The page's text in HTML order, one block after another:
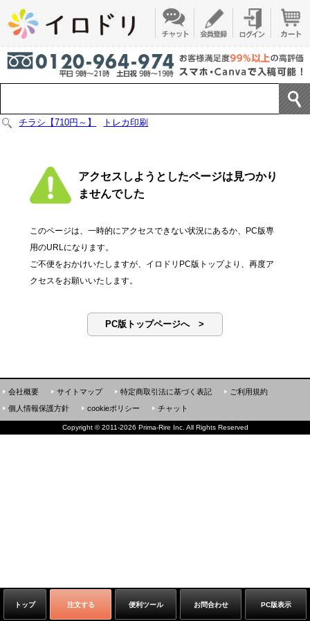
チラシ【710円～】 トレカ印刷
アクセスしようとしたページは見つかり
ませんでした
このページは、一時的にアクセスできない状況にあるか、PC版専
用のURLになります。
ご不便をおかけいたしますが、イロドリPC版トップより、再度ア
クセスをお願いいたします。
PC版トップページへ >
トップ 注文する 便利ツール お問合わせ PC版表示
会社概要 サイトマップ 特定商取引法に基づく表記
ご利用規約
個人情報保護方針
cookieポリシー チャット
Copyright ©2011-2026 Prima-Rire Inc. All Rights Reserved